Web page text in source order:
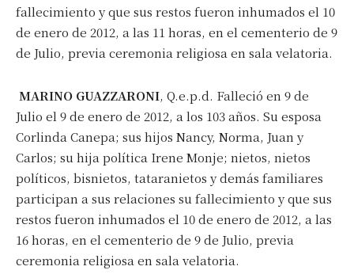
fallecimiento y que sus restos fueron inhumados el 10
de enero de 2012, a las 11 horas, en el cementerio de 9
de Julio, previa ceremonia religiosa en sala velatoria.
MARINO GUAZZARONI, Q.e.p.d. Falleció en 9 de
Julio el 9 de enero de 2012, a los 103 años. Su esposa
Corlinda Canepa; sus hijos Nancy, Norma, Juan y
Carlos; su hija política Irene Monje; nietos, nietos
políticos, bisnietos, tataranietos y demás familiares
participan a sus relaciones su fallecimiento y que sus
restos fueron inhumados el 10 de enero de 2012, a las
16 horas, en el cementerio de 9 de Julio, previa
ceremonia religiosa en sala velatoria.